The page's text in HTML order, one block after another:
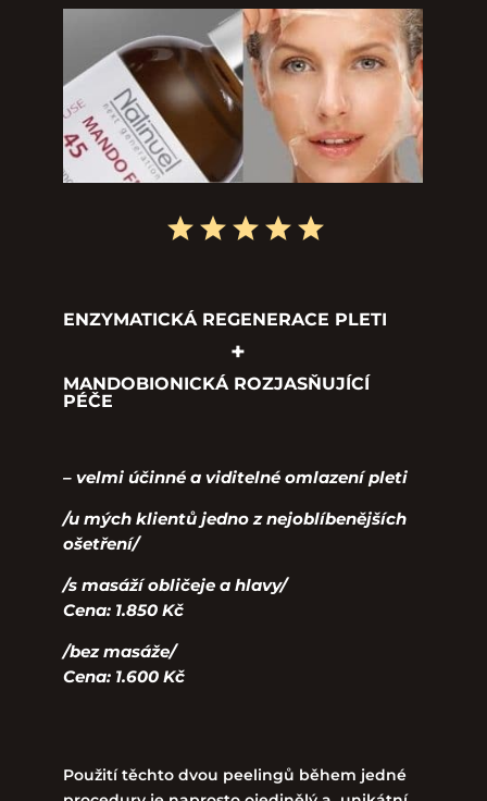
ENZYMATICKÁ REGENERACE PLETI
+
MANDOBIONICKÁ ROZJASŇUJÍCÍ
PÉČE
– velmi účinné a viditelné omlazení pleti
/u mých klientů jedno z nejoblíbenějších
ošetření/
/s masáží obličeje a hlavy/
Cena: 1.850 Kč
/bez masáže/
Cena: 1.600 Kč
Použití těchto dvou peelingů během jedné